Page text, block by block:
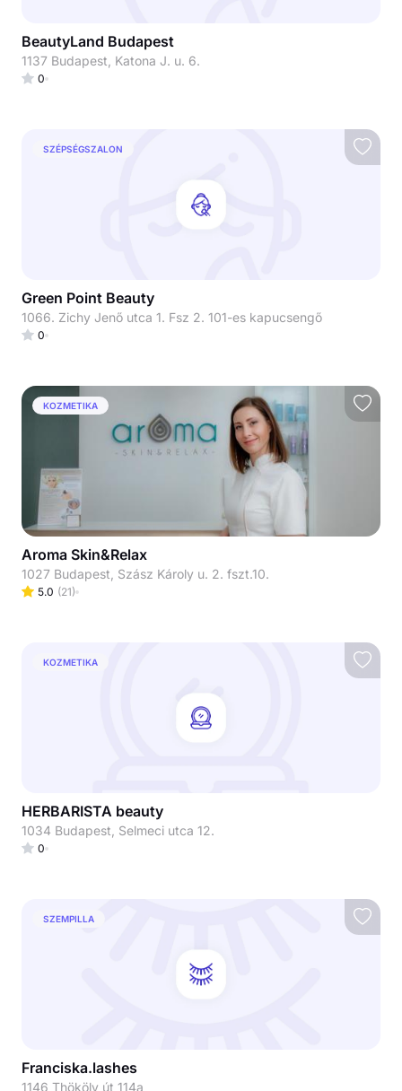
BeautyLand Budapest
1137 Budapest, Katona J. u. 6.
0
SZÉPSÉGSZALON
Green Point Beauty
1066. Zichy Jenő utca 1. Fsz 2. 101-es kapucsengő
0
KOZMETIKA
Aroma Skin&Relax
1027 Budapest, Szász Károly u. 2. fszt.10.
5.0 (21)
KOZMETIKA
HERBARISTA beauty
1034 Budapest, Selmeci utca 12.
0
SZEMPILLA
Franciska.lashes
1146 Thököly út 114a